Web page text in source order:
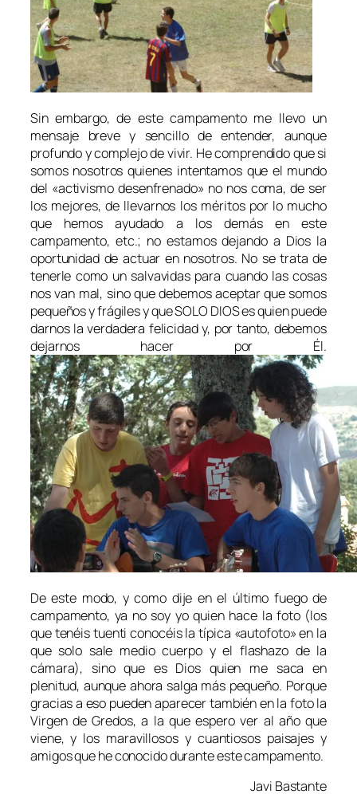
Sin embargo, de este campamento me llevo un
mensaje breve y sencillo de entender, aunque
profundo y complejo de vivir. He comprendido que si
somos nosotros quienes intentamos que el mundo
del «activismo desenfrenado» no nos coma, de ser
los mejores, de llevarnos los méritos por lo mucho
que hemos ayudado a los demás en este
campamento, etc.; no estamos dejando a Dios la
oportunidad de actuar en nosotros. No se trata de
tenerle como un salvavidas para cuando las cosas
nos van mal, sino que debemos aceptar que somos
pequeños y frágiles y que SOLO DIOS es quien puede
darnos la verdadera felicidad y, por tanto, debemos
dejarnos hacer por Él.
De este modo, y como dije en el último fuego de
campamento, ya no soy yo quien hace la foto (los
que tenéis tuenti conocéis la típica «autofoto» en la
que solo sale medio cuerpo y el flashazo de la
cámara), sino que es Dios quien me saca en
plenitud, aunque ahora salga más pequeño. Porque
gracias a eso pueden aparecer también en la foto la
Virgen de Gredos, a la que espero ver al año que
viene, y los maravillosos y cuantiosos paisajes y
amigos que he conocido durante este campamento.
Javi Bastante